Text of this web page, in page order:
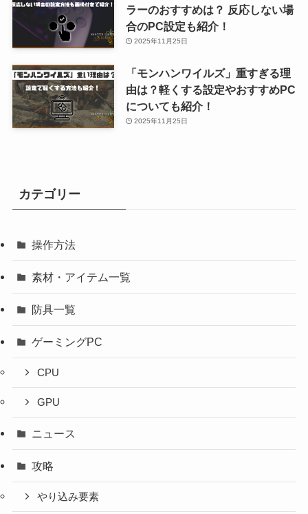
ラーのおすすめは？ 反応しない場
合のPC設定も紹介！
2025年11月25日
「モンハンワイルズ」重すぎる理
由は？軽くする設定やおすすめPC
についても紹介！
2025年11月25日
カテゴリー
操作方法
素材・アイテム一覧
防具一覧
ゲーミングPC
CPU
GPU
ニュース
攻略
やり込み要素